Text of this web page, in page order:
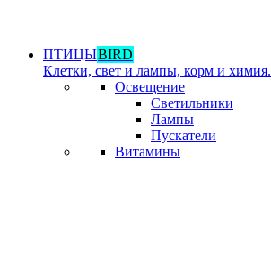
ПТИЦЫBIRD
Клетки, свет и лампы, корм и химия.
Освещение
Светильники
Лампы
Пускатели
Витамины